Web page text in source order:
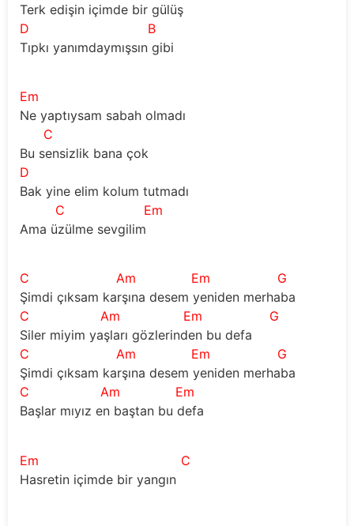
Terk edişin içimde bir gülüş
D
B
Tıpkı yanımdaymışsın gibi
Em
Ne yaptıysam sabah olmadı
C
Bu sensizlik bana çok
D
Bak yine elim kolum tutmadı
C
Em
Ama üzülme sevgilim
C Am Em
G
Şimdi çıksam karşına desem yeniden merhaba
C
Am Em
G
Siler miyim yaşları gözlerinden bu defa
C
Am Em
G
Şimdi çıksam karşına desem yeniden merhaba
C
Am
Em
Başlar mıyız en baştan bu defa
Em
C
Hasretin içimde bir yangın